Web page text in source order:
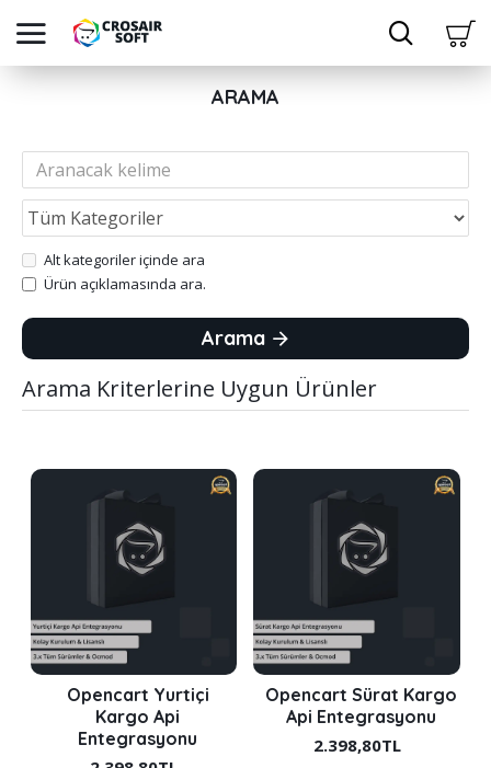
ARAMA
Alt kategoriler içinde ara
Ürün açıklamasında ara.
Arama
Arama Kriterlerine Uygun Ürünler
Opencart Yurtiçi
Kargo Api
Entegrasyonu
Opencart Sürat Kargo
Api Entegrasyonu
2.398,80TL